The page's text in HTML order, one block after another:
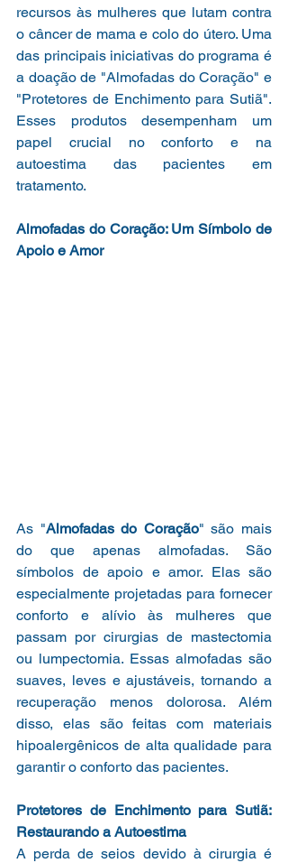
recursos às mulheres que lutam contra
o câncer de mama e colo do útero. Uma
das principais iniciativas do programa é
a doação de "Almofadas do Coração" e
"Protetores de Enchimento para Sutiã".
Esses produtos desempenham um
papel crucial no conforto e na
autoestima das pacientes em
tratamento.
Almofadas do Coração: Um Símbolo de
Apoio e Amor
As "Almofadas do Coração" são mais
do que apenas almofadas. São
símbolos de apoio e amor. Elas são
especialmente projetadas para fornecer
conforto e alívio às mulheres que
passam por cirurgias de mastectomia
ou lumpectomia. Essas almofadas são
suaves, leves e ajustáveis, tornando a
recuperação menos dolorosa. Além
disso, elas são feitas com materiais
hipoalergênicos de alta qualidade para
garantir o conforto das pacientes.
Protetores de Enchimento para Sutiã:
Restaurando a Autoestima
A perda de seios devido à cirurgia é